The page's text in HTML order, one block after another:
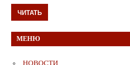
ЧИТАТЬ
МЕНЮ
НОВОСТИ